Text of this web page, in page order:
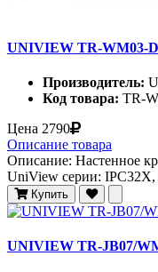
UNIVIEW TR-WM03-
Производитель:
Код товара: TR-
Цена 2790
Описание товара
Описание: Настенное
UniView серии: IPC32X,
Купить
UNIVIEW TR-JB07/